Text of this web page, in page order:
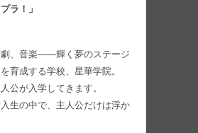
ラ！」
劇、音楽――輝く夢のステージ
育成する学校、星華学院。
公が入学してきます。
生の中で、主人公だけは浮か